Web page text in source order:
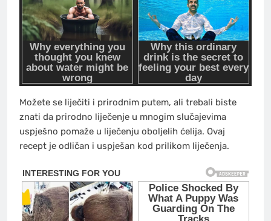
Možete se liječiti i prirodnim putem, ali trebali biste
znati da prirodno liječenje u mnogim slučajevima
uspješno pomaže u liječenju oboljelih ćelija. Ovaj
recept je odličan i uspješan kod prilikom liječenja.